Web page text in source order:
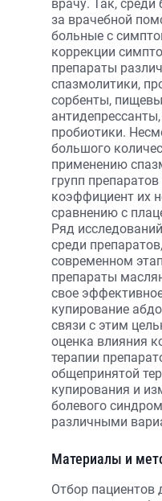
врачу. Так,
за врачебной
больные с
коррекции
препараты
спазмолитики,
сорбенты,
пробиотики.
большого
применению
групп
коэффициент их
сравнению с
Ряд
среди
современном
препараты
свое
купирование
связи с этим
оценка влияния
терапии
общепринятой
купирования и
болевого
различными
Материалы и
Отбор пациентов